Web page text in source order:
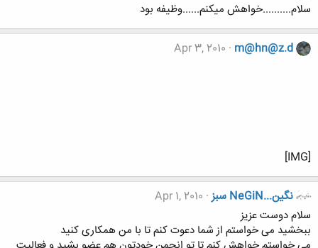
سلام..........خواهش میکنم......وظیفه بود
m@hn@z.d
Apr 3, 2010
[IMG]
نگين...NeGiN سبز
Apr 1, 2010
سلام دوست عزیز
ببخشید می خواستم از شما دعوت کنم تا با من همکاری کنید